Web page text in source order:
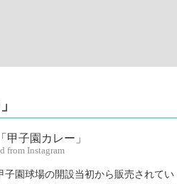
from Instagram
子園球場の開設当初から販売されてい